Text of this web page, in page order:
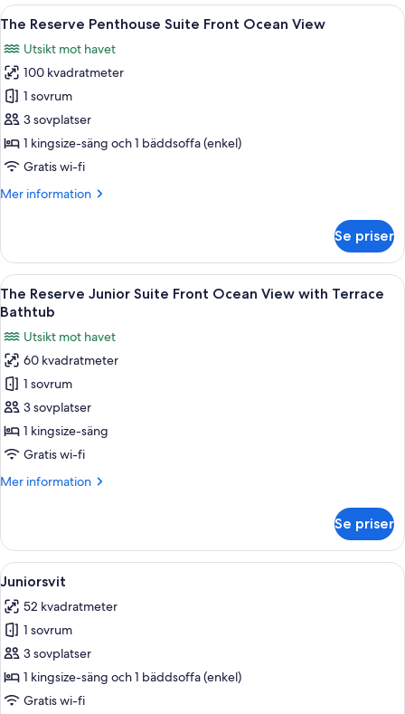
badkar
-
havet
(The
Reserve
Master)
Öppna
alla
foton
för
The
Reserve
Penthouse
Suite
Ocean
Ett takförsett utomhusområde med
15
The Reserve Penthouse Suite Front Ocean View
Utsikt mot havet
100 kvadratmeter
1 sovrum
3 sovplatser
1 kingsize-säng och 1 bäddsoffa (enkel)
Gratis wi-fi
Mer information
Mer
Reserve
Penthouse
Suite
Front
View
Se priser
Öppna
alla
för
The
Reserve
Junior
Suite
Front
View
Bathtub
En balkong med ett bubbelbad,
11
The Reserve Junior Suite Front Ocean View with Terrace
Bathtub
Utsikt mot havet
60 kvadratmeter
1 sovrum
3 sovplatser
1 kingsize-säng
Gratis wi-fi
Mer information
Mer
Reserve
Junior
Suite
Ocean
View
with
Terrace
Bathtub
Se priser
Öppna
alla
foton
för
Juniorsvit
Ett modernt hotellrum med en stor
4
Juniorsvit
52 kvadratmeter
1 sovrum
3 sovplatser
1 kingsize-säng och 1 bäddsoffa (enkel)
Gratis wi-fi